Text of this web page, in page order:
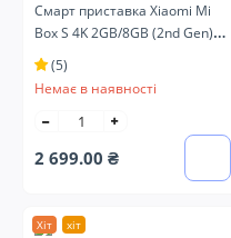
Смарт приставка Xiaomi Mi
Box S 4K 2GB/8GB (2nd Gen)
(MDZ-28-AA)
(5)
Немає в наявності
2 699.00 ₴
Хіт хіт